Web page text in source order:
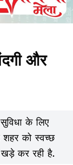
और
के लिए
शहर को स्वच्छ
खड़े कर रही है.